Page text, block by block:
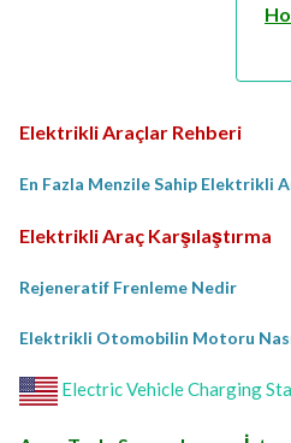
Elektrikli Araçlar Rehberi
En Fazla Menzile Sahip Elektrikli
Elektrikli Araç Karşılaştırma
Rejeneratif Frenleme Nedir
Elektrikli Otomobilin Motoru
Electric Vehicle Charging